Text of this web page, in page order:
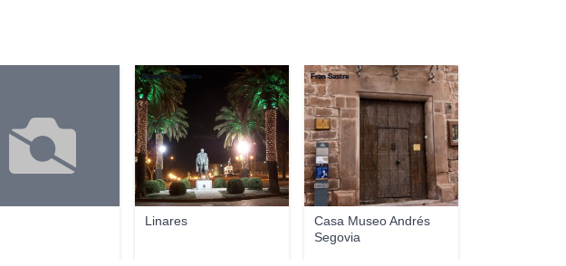
Linares
Joaquin Alejandre
Casa Museo Andrés
Segovia
Fran Sastre